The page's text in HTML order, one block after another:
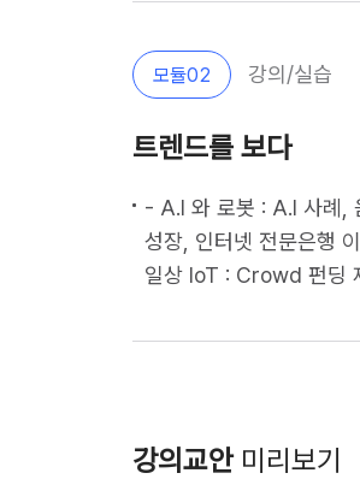
모듈02 강의/실습
트렌드를 보다
- A.I 와 로봇 : A.I 사례,
성장, 인터넷 전문은행
일상 IoT : Crowd 펀딩 제품으로 본 웨어러블 디바이스 - 스
강의교안 미리보기